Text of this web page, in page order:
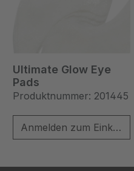
Ultimate Glow Eye
Pads
Produktnummer: 201445
Anmelden zum Einkaufen